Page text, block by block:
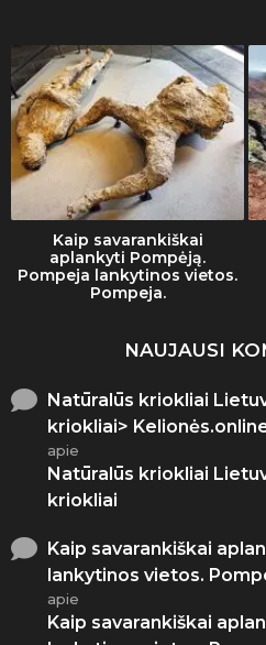
Kaip savarankiškai
aplankyti Pompėją.
Pompeja lankytinos vietos.
Pompeja.
NAUJAUSI
Natūralūs kriokliai
kriokliai>
apie
Natūralūs kriokliai
kriokliai
Kaip savarankiškai
lankytinos vietos.
apie
Kaip savarankiškai